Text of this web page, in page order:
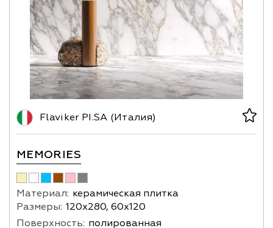
Flaviker PI.SA (Италия)
MEMORIES
Материал: керамическая плитка
Размеры: 120х280, 60х120
Поверхность: полированная